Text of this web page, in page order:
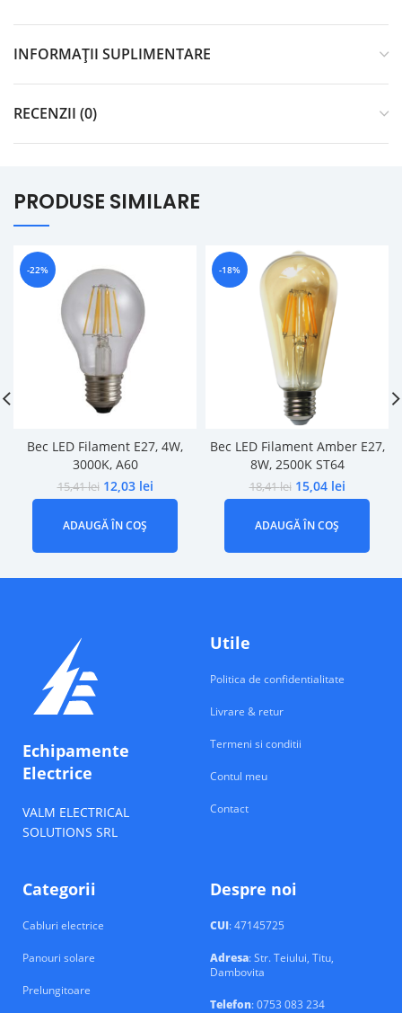
INFORMAȚII SUPLIMENTARE
RECENZII (0)
PRODUSE SIMILARE
-22%
Bec LED Filament E27, 4W,
3000K, A60
15,41lei 12,03 lei
ADAUGĂ ÎN COȘ
-18%
Bec LED Filament Amber E27,
8W, 2500K ST64
18,41lei 15,04 lei
ADAUGĂ ÎN COȘ
Echipamente
Electrice
VALM ELECTRICAL
SOLUTIONS SRL
Utile
Politica de confidentialitate
Livrare & retur
Termeni si conditii
Contul meu
Contact
Categorii
Cabluri electrice
Panouri solare
Prelungitoare
Despre noi
CUI: 47145725
Adresa: Str. Teiului, Titu,
Dambovita
Telefon: 0753 083 234